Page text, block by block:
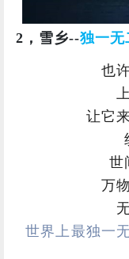
2，雪乡--独一无
也
让它
世
万
世界上最独一